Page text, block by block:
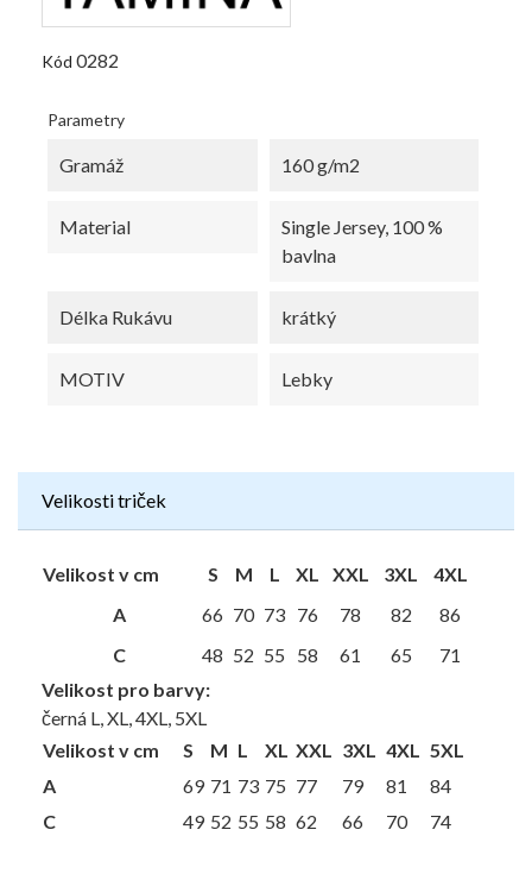
Kód 0282
Parametry
Gramáž 160 g/m2
Material
Single Jersey, 100 %
bavlna
Délka Rukávu krátký
MOTIV Lebky
Velikosti triček
Velikost v cm S M L XL XXL 3XL
4XL
A
66 70 73 76 78 82
86
C
48 52 55 58 61 65
71
Velikost pro barvy:
černá L, XL, 4XL, 5XL
Velikost v cm
S M L XL XXL 3XL 4XL 5XL
A
69 71 73 75 77 79 81
84
C
49 52 55 58 62 66 70 74